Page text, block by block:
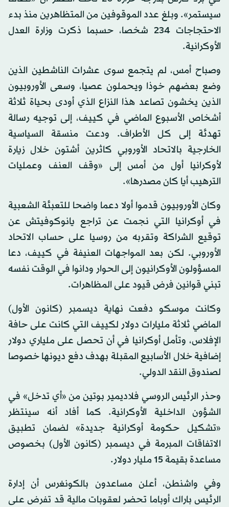
سيستمر». وبلغ عدد الموقوفين من المتظاهرين منذ بدء
الاحتجاجات 234 شخصا، حسبما ذكرت وزارة العدل
الأوكرانية.
وصباح أمس، لم يتجمع سوى عشرات الناشطين الذين
وضع بعضهم خوذا ويحملون عصيا، وسعى الأوروبيون
الذين يخشون تصاعد هذا النزاع الذي أودى بحياة ثلاثة
أشخاص الأسبوع الماضي في كييف، إلى توجيه رسالة
تهدئة إلى كل الأطراف. ودعت منسقة السياسية
الخارجية بالاتحاد الأوروبي كاثرين أشتون خلال زيارة
لأوكرانيا أول من أمس إلى «وقف العنف وعمليات
الترهيب أيا كان مصدرها».
وكان الأوروبيون قدموا أولا دعما واضحا للتعبئة الشعبية
في أوكرانيا التي نجمت عن تراجع يانوكوفيتش عن
توقيع الشراكة وتقربه من روسيا على حساب الاتحاد
الأوروبي. لكن بعد المواجهات العنيفة في كييف، دعا
المسؤولون الأوكرانيون إلى الحوار ودانوا في الوقت نفسه
تبني قوانين فرض قيود على المظاهرات.
وكانت موسكو دفعت نهاية ديسمبر (كانون الأول)
الماضي ثلاثة مليارات دولار لكييف التي كانت على حافة
الإفلاس، وتأمل أوكرانيا في أن تحصل على ملياري دولار
إضافية خلال الأسابيع المقبلة بهدف دفع ديونها خصوصا
لصندوق النقد الدولي.
وحذر الرئيس الروسي فلاديمير بوتين من «أي تدخل» في
الشؤون الداخلية الأوكرانية. كما أفاد أنه سينتظر
«تشكيل حكومة أوكرانية جديدة» لضمان تطبيق
الاتفاقات المبرمة في ديسمبر (كانون الأول) بخصوص
مساعدة بقيمة 15 مليار دولار.
وفي واشنطن، أعلن مساعدون بالكونغرس أن إدارة
الرئيس باراك أوباما تحضر لعقوبات مالية قد تفرض على